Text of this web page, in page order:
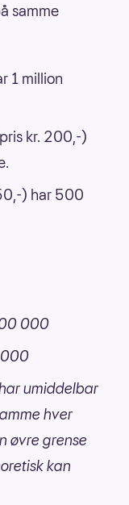
samme
1 million
kr. 200,-)
) har 500
000
000
umiddelbar
hver
øvre grense
kan